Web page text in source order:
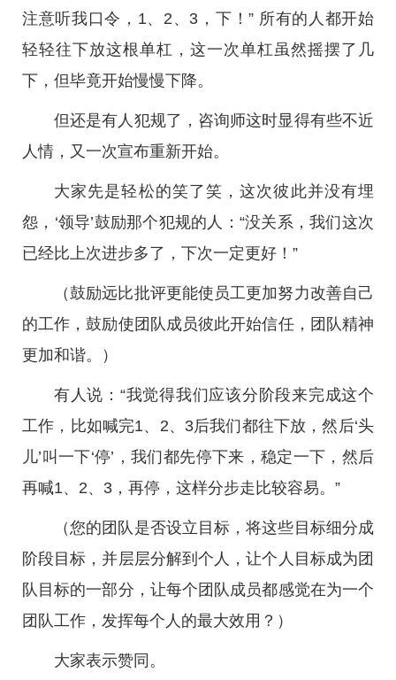
注意听我口令，1、2、3，下！” 所有的人都开始
轻轻往下放这根单杠，这一次单杠虽然摇摆了几
下，但毕竟开始慢慢下降。
但还是有人犯规了，咨询师这时显得有些不近
人情，又一次宣布重新开始。
大家先是轻松的笑了笑，这次彼此并没有埋
怨，‘领导’鼓励那个犯规的人：“没关系，我们这次
已经比上次进步多了，下次一定更好！”
（鼓励远比批评更能使员工更加努力改善自己
的工作，鼓励使团队成员彼此开始信任，团队精神
更加和谐。）
有人说：“我觉得我们应该分阶段来完成这个
工作，比如喊完1、2、3后我们都往下放，然后‘头
儿’叫一下‘停’，我们都先停下来，稳定一下，然后
再喊1、2、3，再停，这样分步走比较容易。”
（您的团队是否设立目标，将这些目标细分成
阶段目标，并层层分解到个人，让个人目标成为团
队目标的一部分，让每个团队成员都感觉在为一个
团队工作，发挥每个人的最大效用？）
大家表示赞同。